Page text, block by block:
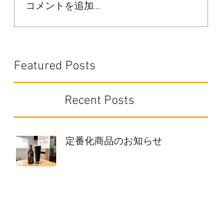
コメントを追加…
Featured Posts
Recent Posts
定番化商品のお知らせ